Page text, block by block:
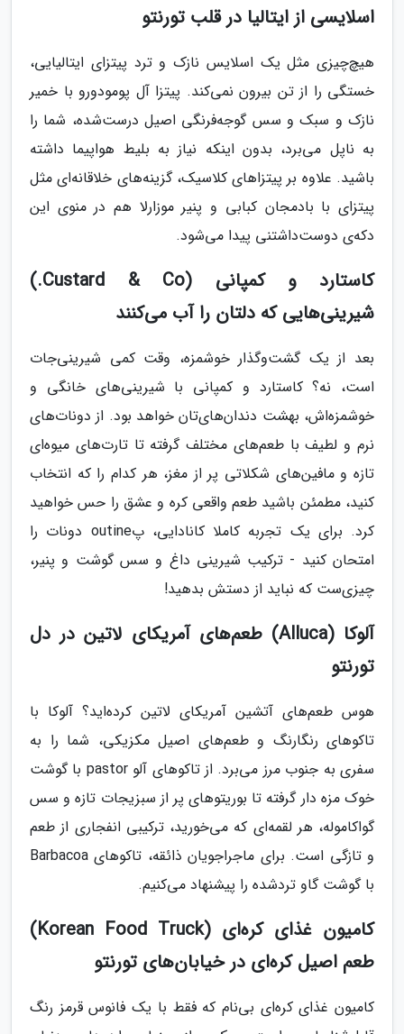
اسلایسی از ایتالیا در قلب تورنتو
هیچ‌چیزی مثل یک اسلایس نازک و ترد پیتزای ایتالیایی،
خستگی را از تن بیرون نمی‌کند. پیتزا آل پومودورو با خمیر
نازک و سبک و سس گوجه‌فرنگی اصیل درست‌شده، شما را
به ناپل می‌برد، بدون اینکه نیاز به بلیط هواپیما داشته
باشید. علاوه بر پیتزاهای کلاسیک، گزینه‌های خلاقانه‌ای مثل
پیتزای با بادمجان کبابی و پنیر موزارلا هم در منوی این
دکه‌ی دوست‌داشتنی پیدا می‌شود.
کاستارد و کمپانی (Custard & Co.)
شیرینی‌هایی که دلتان را آب می‌کنند
بعد از یک گشت‌وگذار خوشمزه، وقت کمی شیرینی‌جات
است، نه؟ کاستارد و کمپانی با شیرینی‌های خانگی و
خوشمزه‌اش، بهشت دندان‌های‌تان خواهد بود. از دونات‌های
نرم و لطیف با طعم‌های مختلف گرفته تا تارت‌های میوه‌ای
تازه و مافین‌های شکلاتی پر از مغز، هر کدام را که انتخاب
کنید، مطمئن باشید طعم واقعی کره و عشق را حس خواهید
کرد. برای یک تجربه کاملا کانادایی، پoutine دونات را
امتحان کنید - ترکیب شیرینی داغ و سس گوشت و پنیر،
چیزی‌ست که نباید از دستش بدهید!
آلوکا (Alluca) طعم‌های آمریکای لاتین در دل
تورنتو
هوس طعم‌های آتشین آمریکای لاتین کرده‌اید؟ آلوکا با
تاکوهای رنگارنگ و طعم‌های اصیل مکزیکی، شما را به
سفری به جنوب مرز می‌برد. از تاکوهای آلو pastor با گوشت
خوک مزه دار گرفته تا بوریتوهای پر از سبزیجات تازه و سس
گواکاموله، هر لقمه‌ای که می‌خورید، ترکیبی انفجاری از طعم
و تازگی است. برای ماجراجویان ذائقه، تاکوهای Barbacoa
با گوشت گاو ترد‌شده را پیشنهاد می‌کنیم.
کامیون غذای کره‌ای (Korean Food Truck)
طعم اصیل کره‌ای در خیابان‌های تورنتو
کامیون غذای کره‌ای بی‌نام که فقط با یک فانوس قرمز رنگ